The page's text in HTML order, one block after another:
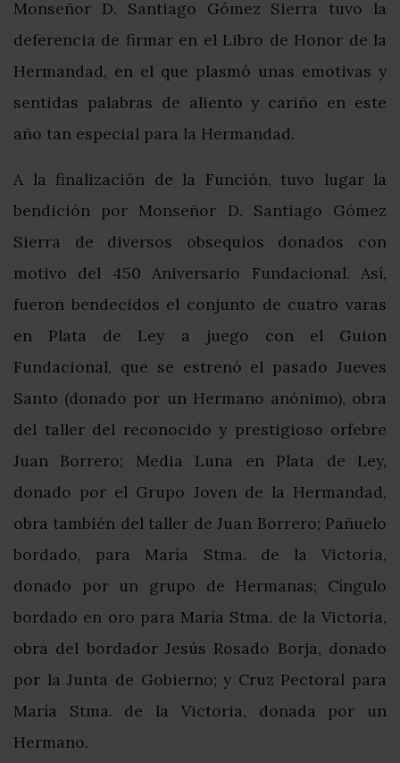
Monseñor D. Santiago Gómez Sierra tuvo la
deferencia de firmar en el Libro de Honor de la
Hermandad, en el que plasmó unas emotivas y
sentidas palabras de aliento y cariño en este
año tan especial para la Hermandad.
A la finalización de la Función, tuvo lugar la
bendición por Monseñor D. Santiago Gómez
Sierra de diversos obsequios donados con
motivo del 450 Aniversario Fundacional. Así,
fueron bendecidos el conjunto de cuatro varas
en Plata de Ley a juego con el Guion
Fundacional, que se estrenó el pasado Jueves
Santo (donado por un Hermano anónimo), obra
del taller del reconocido y prestigioso orfebre
Juan Borrero; Media Luna en Plata de Ley,
donado por el Grupo Joven de la Hermandad,
obra también del taller de Juan Borrero; Pañuelo
bordado, para María Stma. de la Victoria,
donado por un grupo de Hermanas; Cíngulo
bordado en oro para María Stma. de la Victoria,
obra del bordador Jesús Rosado Borja, donado
por la Junta de Gobierno; y Cruz Pectoral para
María Stma. de la Victoria, donada por un
Hermano.